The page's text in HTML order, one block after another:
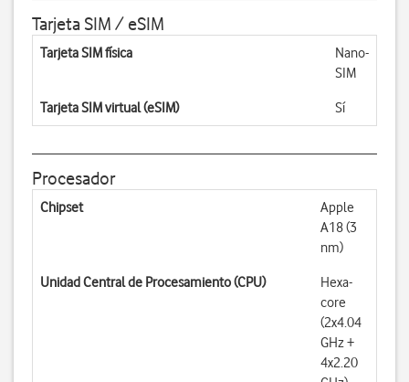
Tarjeta SIM / eSIM
Tarjeta SIM física
Nano-
SIM
Tarjeta SIM virtual (eSIM) Sí
Procesador
Chipset
Apple
A18 (3
nm)
Unidad Central de Procesamiento (CPU)
Hexa-
core
(2x4.04
GHz +
4x2.20